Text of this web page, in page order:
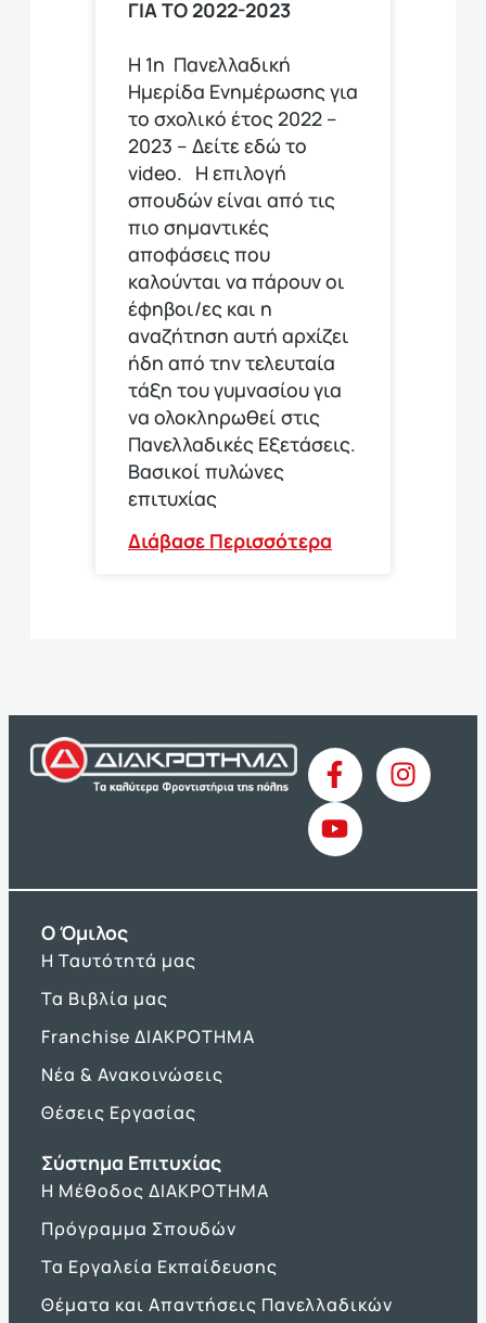
ΓΙΑ ΤΟ 2022-2023
Η 1η Πανελλαδική
Ημερίδα Ενημέρωσης για
το σχολικό έτος 2022 –
2023 – Δείτε εδώ το
video. Η επιλογή
σπουδών είναι από τις
πιο σημαντικές
αποφάσεις που
καλούνται να πάρουν οι
έφηβοι/ες και η
αναζήτηση αυτή αρχίζει
ήδη από την τελευταία
τάξη του γυμνασίου για
να ολοκληρωθεί στις
Πανελλαδικές Εξετάσεις.
Βασικοί πυλώνες
επιτυχίας
Διάβασε Περισσότερα
O Όμιλος
Η Ταυτότητά μας
Τα Βιβλία μας
Franchise ΔΙΑΚΡΟΤΗΜΑ
Νέα & Ανακοινώσεις
Θέσεις Εργασίας
Σύστημα Επιτυχίας
Η Μέθοδος ΔΙΑΚΡΟΤΗΜΑ
Πρόγραμμα Σπουδών
Τα Εργαλεία Εκπαίδευσης
Θέματα και Απαντήσεις Πανελλαδικών